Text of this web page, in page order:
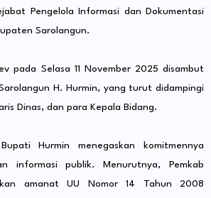
Pengelola Informasi dan Dokumentasi
Sarolangun.
pada Selasa 11 November 2025 disambut
H. Hurmin, yang turut didampingi
Dinas, dan para Kepala Bidang.
Hurmin menegaskan komitmennya
informasi publik. Menurutnya, Pemkab
amanat UU Nomor 14 Tahun 2008